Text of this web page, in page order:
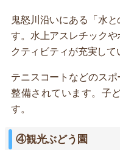
鬼怒川沿いにある「水
す。水上アスレチック
クティビティが充実して
テニスコートなどのス
整備されています。子
す。
④観光ぶどう園